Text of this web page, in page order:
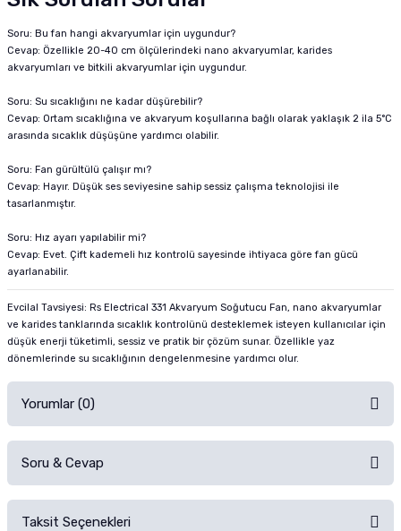
Soru: Bu fan hangi akvaryumlar için uygundur?
Cevap: Özellikle 20-40 cm ölçülerindeki nano akvaryumlar, karides
akvaryumları ve bitkili akvaryumlar için uygundur.
Soru: Su sıcaklığını ne kadar düşürebilir?
Cevap: Ortam sıcaklığına ve akvaryum koşullarına bağlı olarak yaklaşık 2 ila 5°C
arasında sıcaklık düşüşüne yardımcı olabilir.
Soru: Fan gürültülü çalışır mı?
Cevap: Hayır. Düşük ses seviyesine sahip sessiz çalışma teknolojisi ile
tasarlanmıştır.
Soru: Hız ayarı yapılabilir mi?
Cevap: Evet. Çift kademeli hız kontrolü sayesinde ihtiyaca göre fan gücü
ayarlanabilir.
Evcilal Tavsiyesi: Rs Electrical 331 Akvaryum Soğutucu Fan, nano akvaryumlar
ve karides tanklarında sıcaklık kontrolünü desteklemek isteyen kullanıcılar için
düşük enerji tüketimli, sessiz ve pratik bir çözüm sunar. Özellikle yaz
dönemlerinde su sıcaklığının dengelenmesine yardımcı olur.
Yorumlar (0)
Soru & Cevap
Taksit Seçenekleri